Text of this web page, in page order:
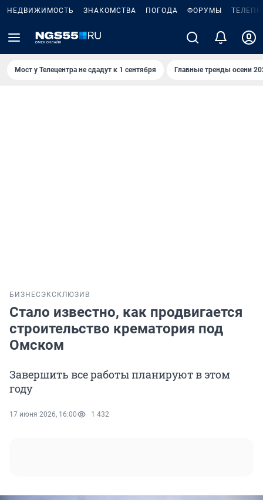
НЕДВИЖИМОСТЬ ЗНАКОМСТВА ПОГОДА ФОРУМЫ
Мост у Телецентра не сдадут к 1 сентября Главные тренды осени
БИЗНЕС ЭКСКЛЮЗИВ
Стало известно, как продвигается
строительство крематория под
Омском
Завершить все работы планируют в этом
году
17 июня 2026, 16:00 1 432